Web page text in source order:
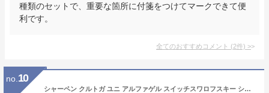
種類のセットで、重要な箇所に付箋をつけてマークできて便
利です。
全てのおすすめコメント (2件) >
no. 10
シャーペン クルトガ ユニ アルファゲル スイッチスワロフスキー シャーペン キラキラ ペン「アプランドル」α-gel switch シャープペン 書きやすい 疲れないシャーペン 可愛い 人気 ギフト 入学祝 勉強 自宅学習コットンピンク くすみピンク 0.5mm